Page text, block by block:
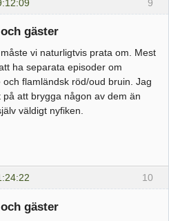
9
gäster
vi naturligtvis prata om. Mest
ha separata episoder om
och flamländsk röd/oud bruin. Jag
på att brygga någon av dem än
väldigt nyfiken.
10
gäster